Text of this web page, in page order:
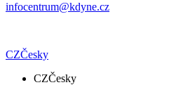
infocentrum@kdyne.cz
CZČesky
CZČesky